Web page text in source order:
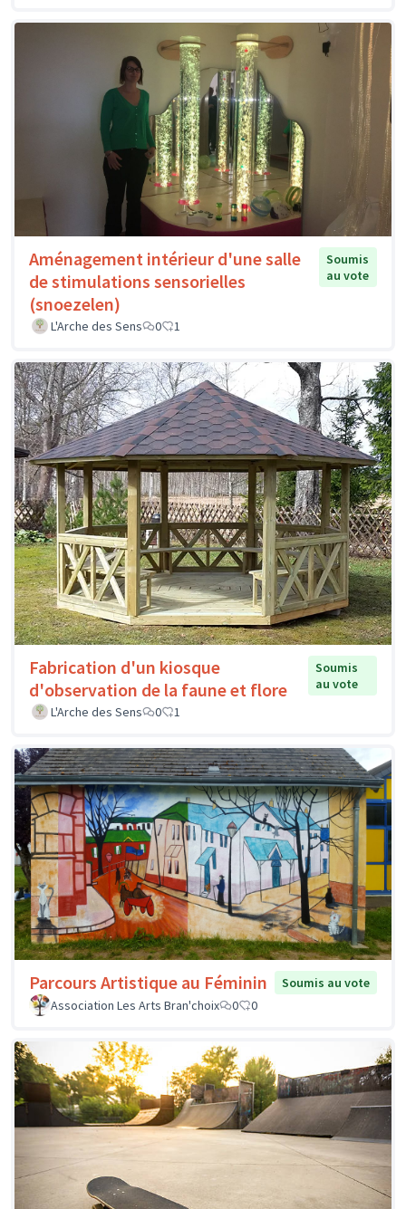
Aménagement intérieur d'une salle
de stimulations sensorielles
(snoezelen)
Soumis
au vote
L'Arche des Sens 0 1
Fabrication d'un kiosque
d'observation de la faune et flore
Soumis
au vote
L'Arche des Sens
0 1
Parcours Artistique au Féminin
Soumis au vote
Association Les Arts Bran'choix
0 0